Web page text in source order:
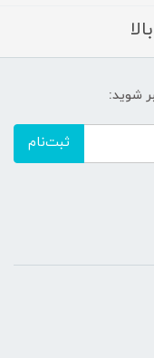
شوید:
ثبت‌نام